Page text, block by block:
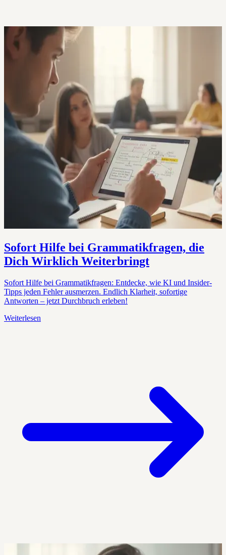
Sofort Hilfe bei Grammatikfragen, die
Dich Wirklich Weiterbringt
Sofort Hilfe bei Grammatikfragen: Entdecke, wie KI und Insider-
Tipps jeden Fehler ausmerzen. Endlich Klarheit, sofortige
Antworten – jetzt Durchbruch erleben!
Weiterlesen